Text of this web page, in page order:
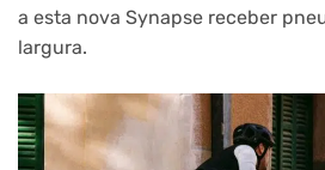
a esta nova Synapse receber
largura.